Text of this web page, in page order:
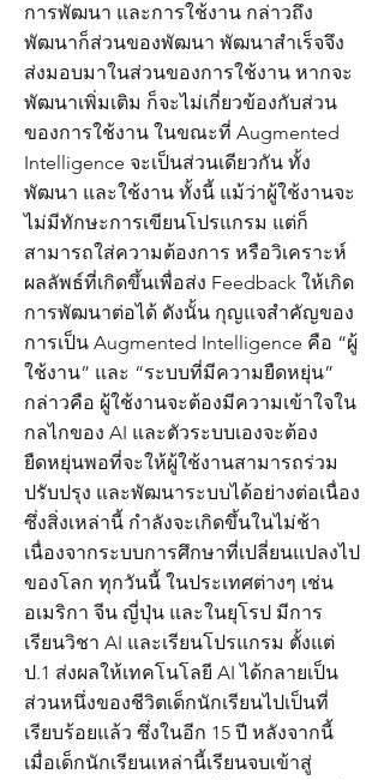
การพัฒนา และการใช้งาน กล่าวถึง
พัฒนาก็ส่วนของพัฒนา พัฒนาสำเร็จจึง
ส่งมอบมาในส่วนของการใช้งาน หากจะ
พัฒนาเพิ่มเติม ก็จะไม่เกี่ยวข้องกับส่วน
ของการใช้งาน ในขณะที่ Augmented
Intelligence จะเป็นส่วนเดียวกัน ทั้ง
พัฒนา และใช้งาน ทั้งนี้ แม้ว่าผู้ใช้งานจะ
ไม่มีทักษะการเขียนโปรแกรม แต่ก็
สามารถใส่ความต้องการ หรือวิเคราะห์
ผลลัพธ์ที่เกิดขึ้นเพื่อส่ง Feedback ให้เกิด
การพัฒนาต่อได้ ดังนั้น กุญแจสำคัญของ
การเป็น Augmented Intelligence คือ “ผู้
ใช้งาน” และ “ระบบที่มีความยืดหยุ่น”
กล่าวคือ ผู้ใช้งานจะต้องมีความเข้าใจใน
กลไกของ AI และตัวระบบเองจะต้อง
ยืดหยุ่นพอที่จะให้ผู้ใช้งานสามารถร่วม
ปรับปรุง และพัฒนาระบบได้อย่างต่อเนื่อง
ซึ่งสิ่งเหล่านี้ กำลังจะเกิดขึ้นในไม่ช้า
เนื่องจากระบบการศึกษาที่เปลี่ยนแปลงไป
ของโลก ทุกวันนี้ ในประเทศต่างๆ เช่น
อเมริกา จีน ญี่ปุ่น และในยุโรป มีการ
เรียนวิชา AI และเรียนโปรแกรม ตั้งแต่
ป.1 ส่งผลให้เทคโนโลยี AI ได้กลายเป็น
ส่วนหนึ่งของชีวิตเด็กนักเรียนไปเป็นที่
เรียบร้อยแล้ว ซึ่งในอีก 15 ปี หลังจากนี้
เมื่อเด็กนักเรียนเหล่านี้เรียนจบเข้าสู่